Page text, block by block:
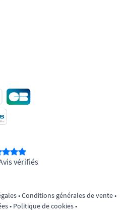
vérifiés
•Conditions générales de vente•
• Politique de cookies•